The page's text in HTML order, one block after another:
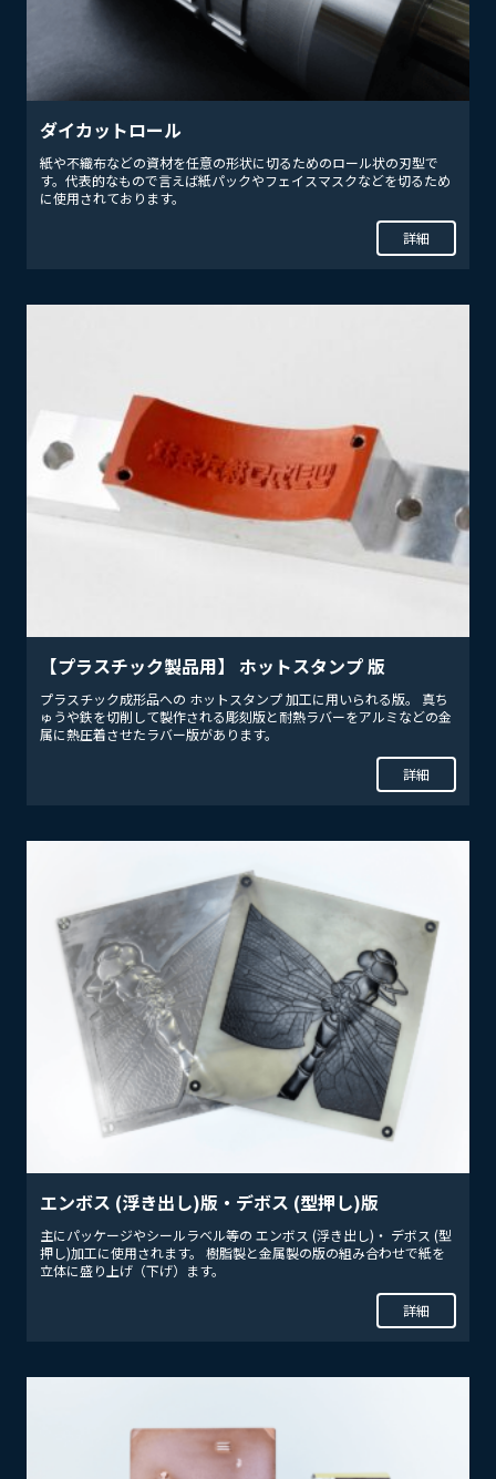
ダイカットロール
紙や不織布などの資材を任意の形状に切るためのロール状の刃型で
す。代表的なもので言えば紙パックやフェイスマスクなどを切るため
に使用されております。
詳細
【プラスチック製品用】 ホットスタンプ 版
プラスチック成形品への ホットスタンプ 加工に用いられる版。 真ち
ゅうや鉄を切削して製作される彫刻版と耐熱ラバーをアルミなどの金
属に熱圧着させたラバー版があります。
詳細
エンボス (浮き出し)版・デボス (型押し)版
主にパッケージやシールラベル等の エンボス (浮き出し)・ デボス (型
押し)加工に使用されます。 樹脂製と金属製の版の組み合わせで紙を
立体に盛り上げ（下げ）ます。
詳細